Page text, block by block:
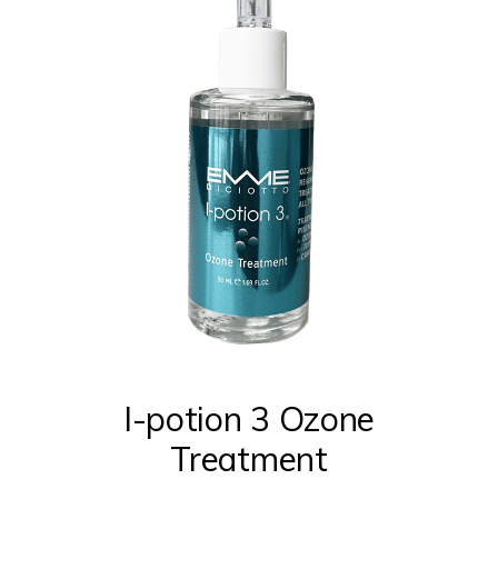
la
página
producto
I-potion 3 Ozone
Treatment